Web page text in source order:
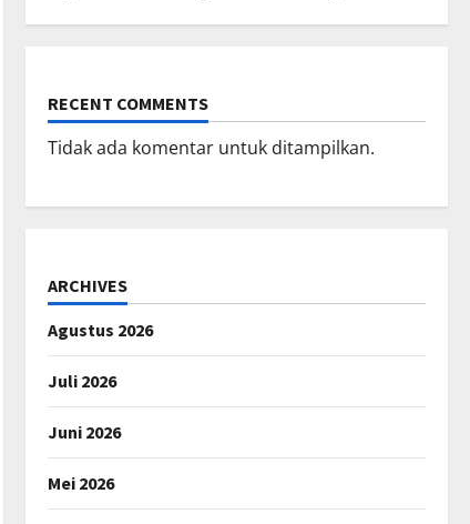
RECENT COMMENTS
Tidak ada komentar untuk ditampilkan.
ARCHIVES
Agustus 2026
Juli 2026
Juni 2026
Mei 2026